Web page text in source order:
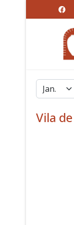
Filtros
Mês
Vila